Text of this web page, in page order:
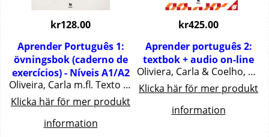
kr128.00
Aprender Português 1:
övningsbok (caderno de
exercícios) - Níveis A1/A2
Oliveira, Carla m.fl. Texto Editores - 48 pgs.
Klicka här för mer produkt
information
kr425.00
Aprender português 2:
textbok + audio on-line
Oliviera, Carla & Coelho, Luísa Texto Editores, 159 pgs. Nível B1
Klicka här för mer produkt
information